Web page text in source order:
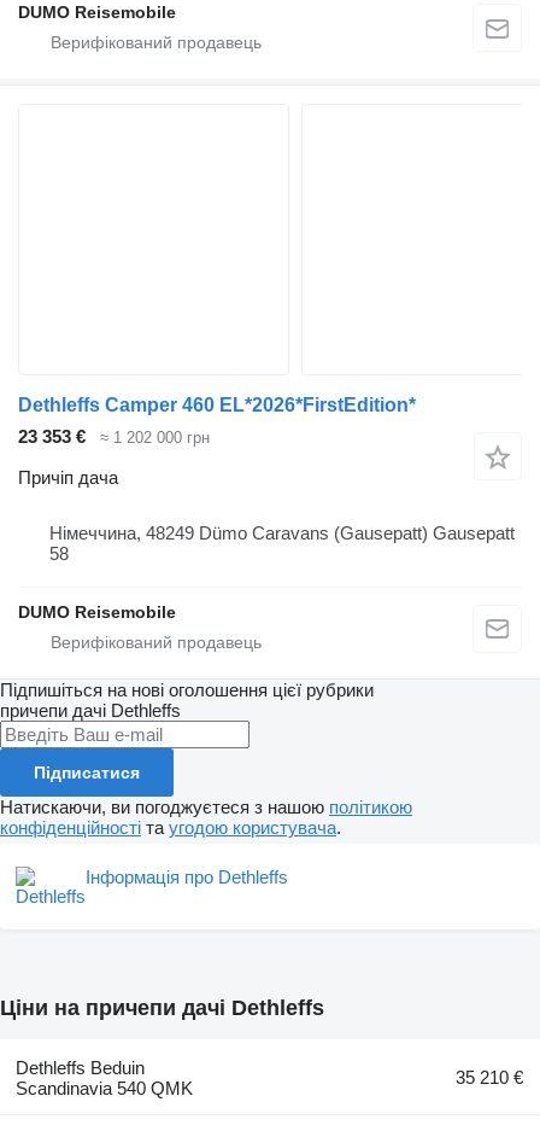
DUMO Reisemobile
Dethleffs Camper 460 EL*2026*FirstEdition*
23 353 €
≈ 1 202 000 грн
Причіп дача
Німеччина, 48249 Dümo Caravans (Gausepatt) Gausepatt
58
DUMO Reisemobile
Підпишіться на нові оголошення цієї рубрики
причепи дачі Dethleffs
Підписатися
Натискаючи, ви погоджуєтеся з нашою політикою
конфіденційності та угодою користувача.
Інформація про Dethleffs
Ціни на причепи дачі Dethleffs
Dethleffs Beduin
Scandinavia 540 QMK
35 210 €